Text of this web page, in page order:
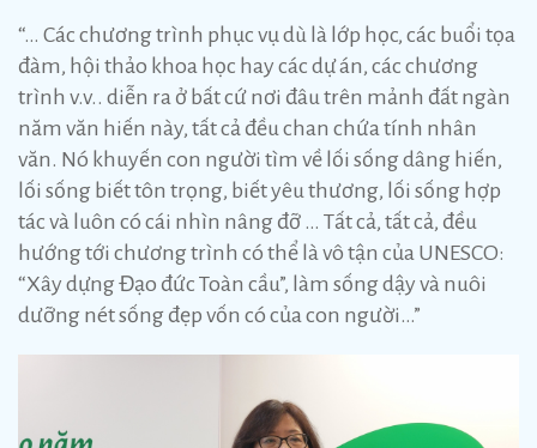
“… Các chương trình phục vụ dù là lớp học, các buổi tọa
đàm, hội thảo khoa học hay các dự án, các chương
trình v.v.. diễn ra ở bất cứ nơi đâu trên mảnh đất ngàn
năm văn hiến này, tất cả đều chan chứa tính nhân
văn. Nó khuyến con người tìm về lối sống dâng hiến,
lối sống biết tôn trọng, biết yêu thương, lối sống hợp
tác và luôn có cái nhìn nâng đỡ … Tất cả, tất cả, đều
hướng tới chương trình có thể là vô tận của UNESCO:
“Xây dựng Đạo đức Toàn cầu”, làm sống dậy và nuôi
dưỡng nét sống đẹp vốn có của con người…”